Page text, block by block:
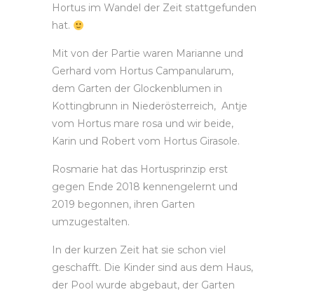
Hortus im Wandel der Zeit stattgefunden
hat.
Mit von der Partie waren Marianne und
Gerhard vom Hortus Campanularum,
dem Garten der Glockenblumen in
Kottingbrunn in Niederösterreich, Antje
vom Hortus mare rosa und wir beide,
Karin und Robert vom Hortus Girasole.
Rosmarie hat das Hortusprinzip erst
gegen Ende 2018 kennengelernt und
2019 begonnen, ihren Garten
umzugestalten.
In der kurzen Zeit hat sie schon viel
geschafft. Die Kinder sind aus dem Haus,
der Pool wurde abgebaut, der Garten